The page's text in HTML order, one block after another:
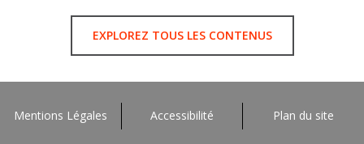
EXPLOREZ TOUS LES CONTENUS
Mentions Légales Accessibilité Plan du site